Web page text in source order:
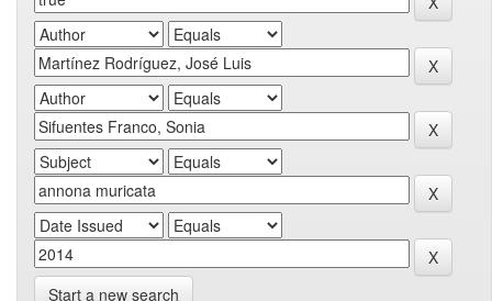
Start a new search